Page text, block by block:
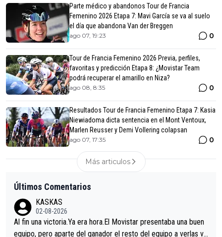
Parte médico y abandonos Tour de Francia
Femenino 2026 Etapa 7: Mavi García se va al suelo
el día que abandona Van der Breggen
ago 07, 19:23 0
Tour de Francia Femenino 2026 Previa, perfiles,
favoritas y predicción Etapa 8: ¿Movistar Team
podrá recuperar el amarillo en Niza?
ago 08, 8:35 0
Resultados Tour de Francia Femenino Etapa 7: Kasia
Niewiadoma dicta sentencia en el Mont Ventoux,
Marlen Reusser y Demi Vollering colapsan
ago 07, 17:35 0
Más articulos
Últimos Comentarios
KASKAS
02-08-2026
Al fin una victoria.Ya era hora.El Movistar presentaba una buen
equipo, pero aparte del ganador el resto del equipo a verlas ve